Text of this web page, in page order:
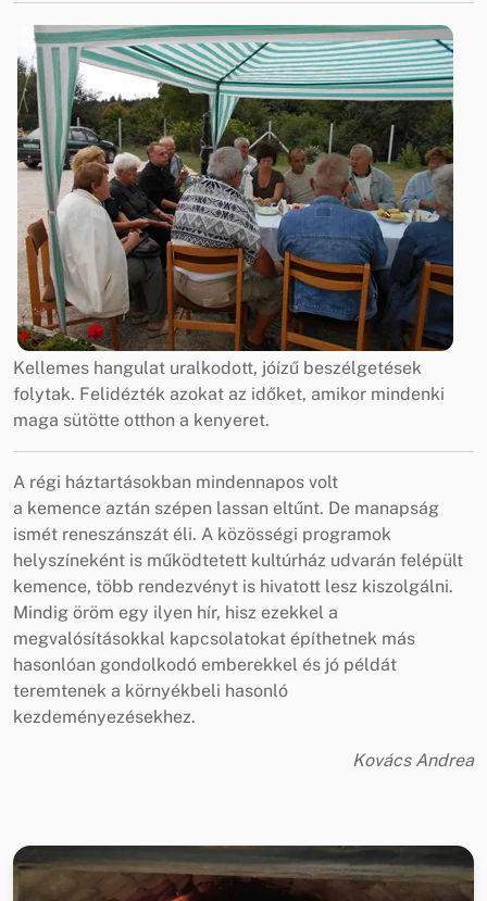
Kellemes hangulat uralkodott, jóízű beszélgetések
folytak. Felidézték azokat az időket, amikor mindenki
maga sütötte otthon a kenyeret.
A régi háztartásokban mindennapos volt
a kemence aztán szépen lassan eltűnt. De manapság
ismét reneszánszát éli. A közösségi programok
helyszíneként is működtetett kultúrház udvarán felépült
kemence, több rendezvényt is hivatott lesz kiszolgálni.
Mindig öröm egy ilyen hír, hisz ezekkel a
megvalósításokkal kapcsolatokat építhetnek más
hasonlóan gondolkodó emberekkel és jó példát
teremtenek a környékbeli hasonló
kezdeményezésekhez.
Kovács Andrea